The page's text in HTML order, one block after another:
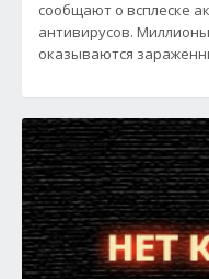
сообщают о всплеске
антивирусов.
оказываются